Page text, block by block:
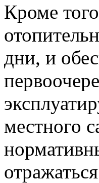
Кроме
дни, и
местного